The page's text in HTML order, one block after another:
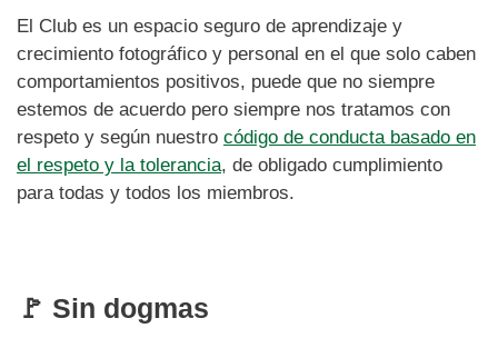
El Club es un espacio seguro de aprendizaje y
crecimiento fotográfico y personal en el que solo caben
comportamientos positivos, puede que no siempre
estemos de acuerdo pero siempre nos tratamos con
respeto y según nuestro código de conducta basado en
el respeto y la tolerancia, de obligado cumplimiento
para todas y todos los miembros.
🚩 Sin dogmas